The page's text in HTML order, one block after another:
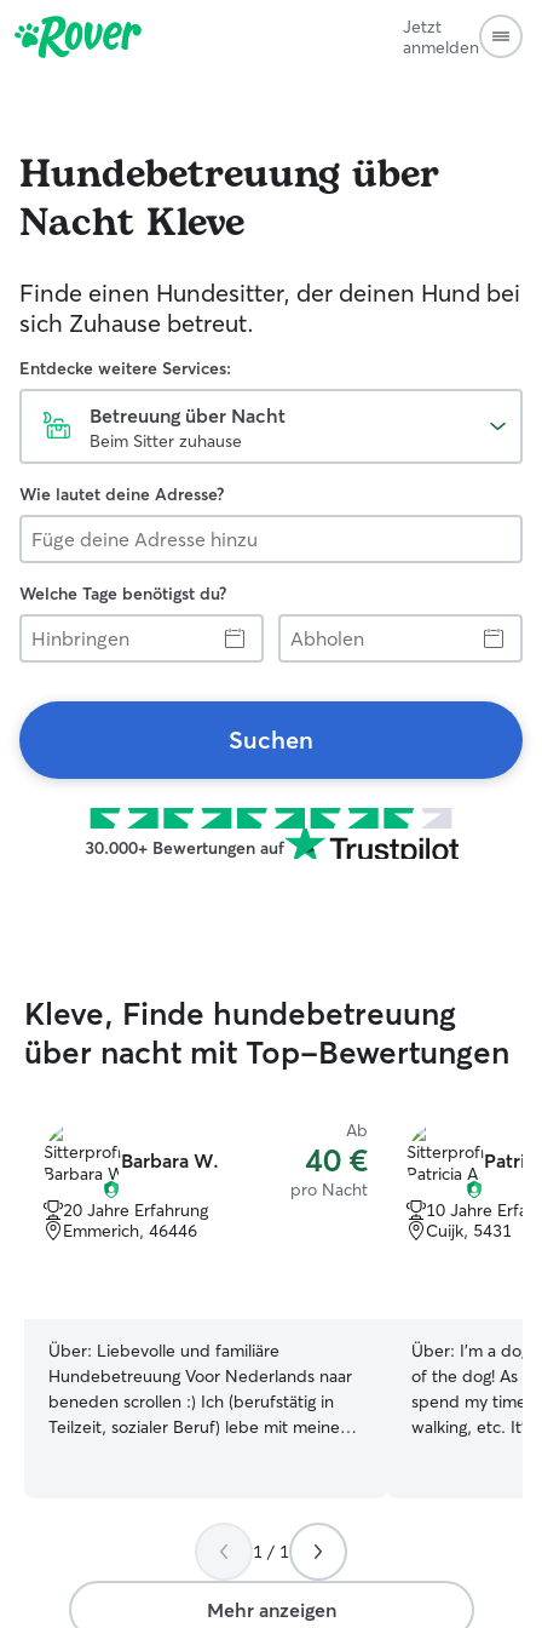
Jetzt
anmelden
Hundebetreuung über
Nacht Kleve
Finde einen Hundesitter, der deinen Hund bei
sich Zuhause betreut.
Entdecke weitere Services:
Betreuung über Nacht
Beim Sitter zuhause
Wie lautet deine Adresse?
Welche Tage benötigst du?
Hinbringen
Abholen
Suchen
30.000+ Bewertungen auf
Kleve, Finde hundebetreuung
über nacht mit Top-Bewertungen
Barbara W.
Ab
40 €
pro Nacht
20 Jahre Erfahrung
Emmerich, 46446
Über: Liebevolle und familiäre
Hundebetreuung Voor Nederlands naar
beneden scrollen :) Ich (berufstätig in
Teilzeit, sozialer Beruf) lebe mit meinen
die A3 Richtung Arnheim. In direkter
Nähe befindet sich ein großes
Waldgebiet für ausgedehnte
Spaziergänge. Ihr Hund hat Zugang zu
10 Jahre
Cuijk, 5431
Über: I'm a dog
of the dog! As a
spend my time
walking, etc. It's
request about
tell me about
1 / 1
Mehr anzeigen